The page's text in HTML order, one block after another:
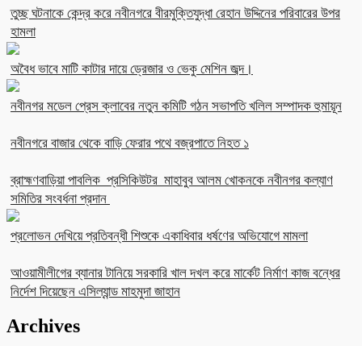
তুচ্ছ ঘটনাকে কেন্দ্র করে নবীনগরে বীরমুক্তিযুদ্ধা রেহান উদ্দিনের পরিবারের উপর
হামলা
অবৈধ ভাবে মাটি কাটার দায়ে ড্রেজার ও ভেকু মেশিন জব্দ।
নবীনগর মডেল প্রেস ক্লাবের নতুন কমিটি গঠন সভাপতি খলিল সম্পাদক হুমায়ূন
নবীনগরে বাজার থেকে বাড়ি ফেরার পথে বজ্রপাতে নিহত ১
ব্রাহ্মণবাড়িয়া পাবলিক প্রসিকিউটর মাহাবুব আলম খোকনকে নবীনগর কল্যাণ
সমিতির সংবর্ধনা প্রদান
প্রলোভন দেখিয়ে প্রতিবন্ধী শিশুকে একাধিবার ধর্ষণের অভিযোগে মামলা
আওয়ামীলীগের ব্যানার টানিয়ে সরকারি খাল দখল করে মার্কেট নির্মাণ কাজ বন্ধের
নির্দেশ দিয়েছেন এসিল্যান্ড মাহমুদা জাহান
Archives